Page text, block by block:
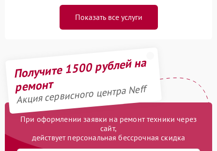
Показать все услуги
Получите 1500 рублей на
ремонт
Акция сервисного центра Neff
При оформлении заявки на ремонт техники через
сайт,
действует персональная бессрочная скидка